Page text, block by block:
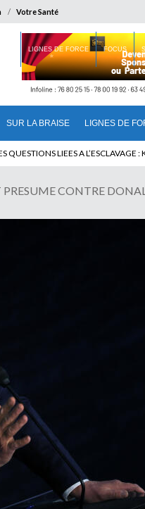
Votre Santé
SUR LA BRAISE LIGNES DE
LIGNES DE FORCE FOCUS
QUESTIONS LIEES A
BENINOIS : Quand Patrice quitte
PRESUME CONTRE